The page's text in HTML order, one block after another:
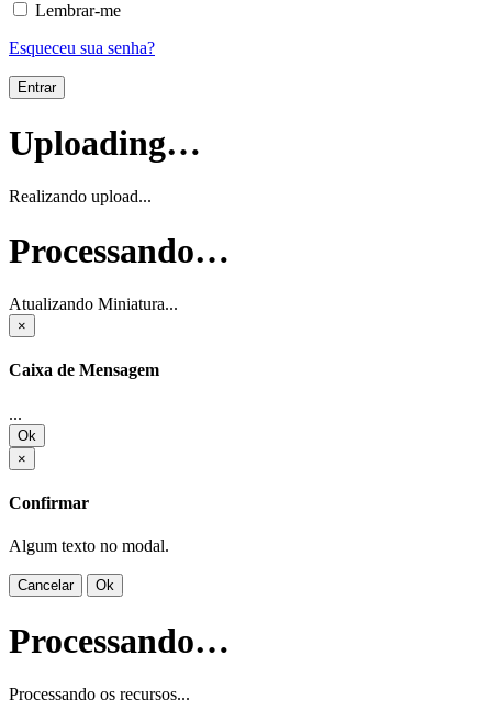
Lembrar-me
Esqueceu sua senha?
Entrar
Uploading…
Realizando upload...
Processando…
Atualizando Miniatura...
×
Caixa de Mensagem
...
Ok
×
Confirmar
Algum texto no modal.
Cancelar Ok
Processando…
Processando os recursos...